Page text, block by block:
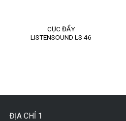
CỤC ĐẨY
LISTENSOUND LS 46
ĐỊA CHỈ 1